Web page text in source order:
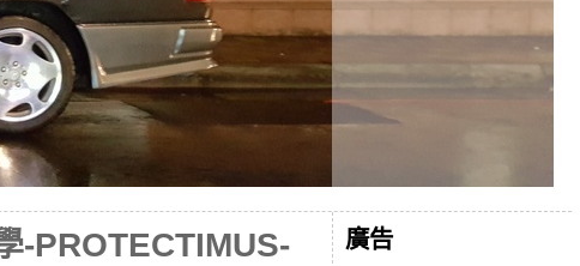
-PROTECTIMUS-
廣告